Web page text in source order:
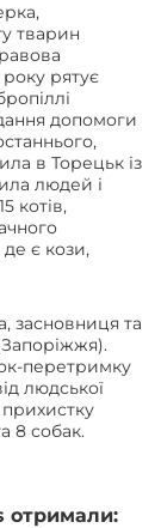
тварин
року рятує
допомоги
в Торецьк із
людей і
котів,
є кози,
засновниця та
перетримку
людської
8 собак.
отримали: